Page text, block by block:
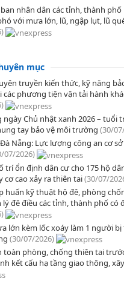
nhân dân các tỉnh, thành phố
với mưa lớn, lũ, ngập lụt, lũ
mục
truyền kiến thức, kỹ năng
các phương tiện vận tải hành
Chủ nhật xanh 2026 – tuổi
tay bảo vệ môi trường (30/
Nẵng: Lực lượng công an cơ
07/2026)
trí ổn định dân cư cho 175 hộ
cơ cao xảy ra thiên tai(30/07/
huấn kỹ thuật hộ đê, phòng
đê điều các tỉnh, thành phố có
lớn kèm lốc xoáy làm 1 người
(30/07/2026)
toàn phòng, chống thiên tai
kết cấu hạ tầng giao thông,